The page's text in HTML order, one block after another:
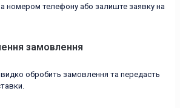
номером телефону або залиште заявку на
замовлення
обробить замовлення та передасть